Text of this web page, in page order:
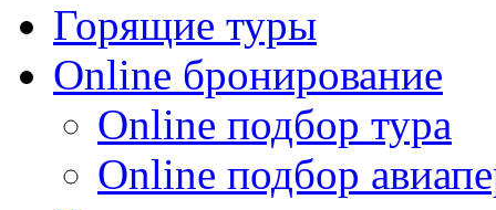
Горящие туры
Online бронирование
Online подбор тура
Online подбор